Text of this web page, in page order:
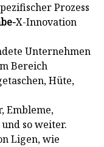
Prozess
X-Innovation
Unternehmen
Bereich
Hüte,
Embleme,
so weiter.
Ligen, wie